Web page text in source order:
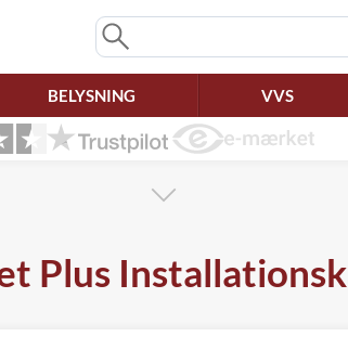
BELYSNING VVS
Plus